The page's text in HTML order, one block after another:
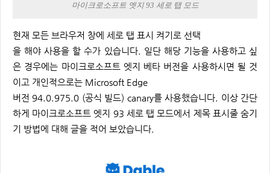
마이크로소프트 엣지 93 세로 탭 모드
현재 모든 브라우저 창에 세로 탭 표시 켜기로 선택
을 해야 사용을 할 수가 있습니다. 일단 해당 기능을 사용하고 싶
은 경우에는 마이크로소프트 엣지 베타 버전을 사용하시면 될 것
이고 개인적으로는 Microsoft Edge
버전 94.0.975.0 (공식 빌드) canary를 사용했습니다. 이상 간단
하게 마이크로소프트 엣지 93 세로 탭 모드에서 제목 표시줄 숨기
기 방법에 대해 글을 적어 보았습니다.